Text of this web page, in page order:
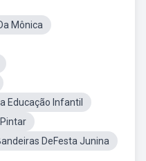
Mônica
Educação Infantil
DeFesta Junina